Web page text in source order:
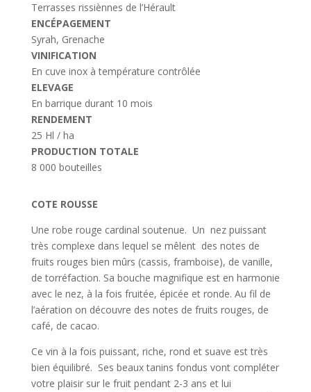
Terrasses rissiènnes de l’Hérault
ENCÉPAGEMENT
Syrah, Grenache
VINIFICATION
En cuve inox à température contrôlée
ELEVAGE
En barrique durant 10 mois
RENDEMENT
25 Hl / ha
PRODUCTION TOTALE
8 000 bouteilles
COTE ROUSSE
Une robe rouge cardinal soutenue. Un nez puissant
très complexe dans lequel se mêlent des notes de
fruits rouges bien mûrs (cassis, framboise), de vanille,
de torréfaction. Sa bouche magnifique est en harmonie
avec le nez, à la fois fruitée, épicée et ronde. Au fil de
l’aération on découvre des notes de fruits rouges, de
café, de cacao.
Ce vin à la fois puissant, riche, rond et suave est très
bien équilibré. Ses beaux tanins fondus vont compléter
votre plaisir sur le fruit pendant 2-3 ans et lui